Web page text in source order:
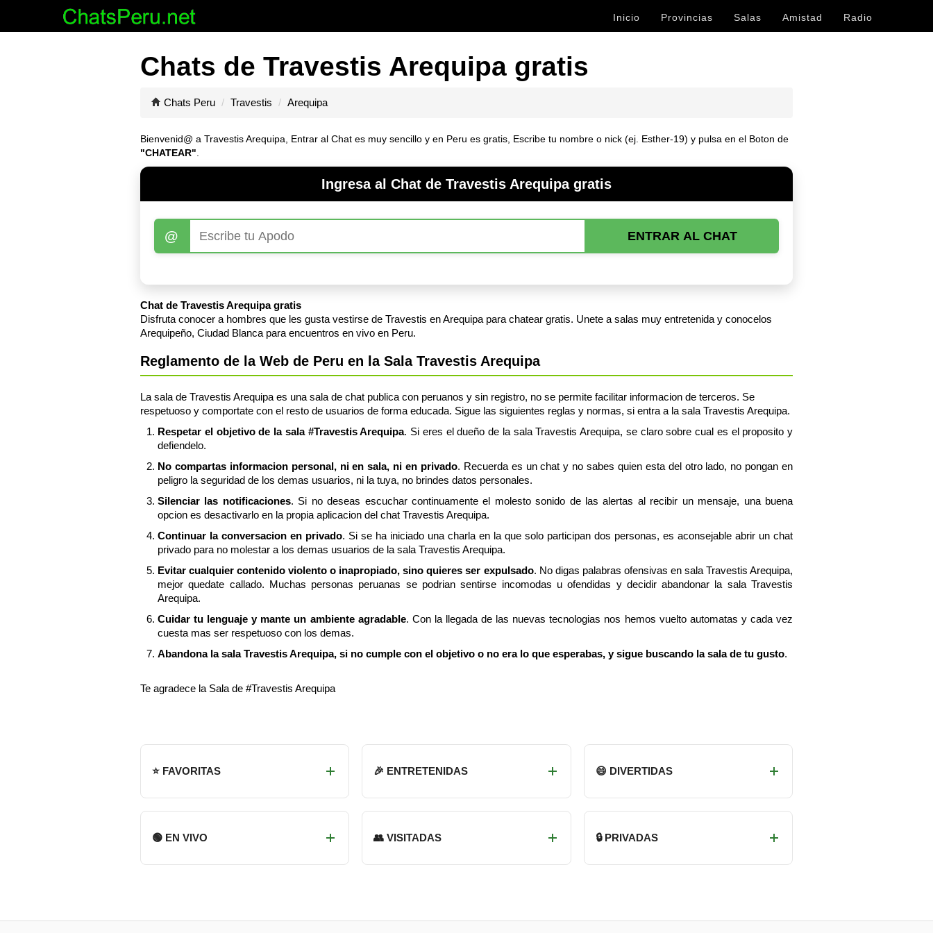
Inicio Provincias Salas Amistad Radio
Chats de Travestis Arequipa gratis
Chats Peru Travestis Arequipa
Bienvenid@ a Travestis Arequipa, Entrar al Chat es muy sencillo y en Peru es gratis, Escribe tu nombre o nick (ej. Esther-19) y pulsa en el Boton de
"CHATEAR"
Ingresa al Chat de Travestis Arequipa gratis
@ ENTRAR AL CHAT
Chat de Travestis Arequipa gratis
Disfruta conocer a hombres que les gusta vestirse de Travestis en Arequipa para chatear gratis. Unete a salas muy entretenida y conocelos
Arequipeño, Ciudad Blanca para encuentros en vivo en Peru.
Reglamento de la Web de Peru en la Sala Travestis Arequipa
La sala de Travestis Arequipa es una sala de chat publica con peruanos y sin registro, no se permite facilitar informacion de terceros. Se
respetuoso y comportate con el resto de usuarios de forma educada. Sigue las siguientes reglas y normas, si entra a la sala Travestis Arequipa.
Respetar el objetivo de la sala #Travestis Arequipa. Si eres el dueño de la sala Travestis Arequipa, se claro sobre cual es el proposito y
defiendelo.
No compartas informacion personal, ni en sala, ni en privado. Recuerda es un chat y no sabes quien esta del otro lado, no pongan en
peligro la seguridad de los demas usuarios, ni la tuya, no brindes datos personales.
Silenciar las notificaciones. Si no deseas escuchar continuamente el molesto sonido de las alertas al recibir un mensaje, una buena
opcion es desactivarlo en la propia aplicacion del chat Travestis Arequipa.
Continuar la conversacion en privado. Si se ha iniciado una charla en la que solo participan dos personas, es aconsejable abrir un chat
privado para no molestar a los demas usuarios de la sala Travestis Arequipa.
Evitar cualquier contenido violento o inapropiado, sino quieres ser expulsado. No digas palabras ofensivas en sala Travestis Arequipa,
mejor quedate callado. Muchas personas peruanas se podrian sentirse incomodas u ofendidas y decidir abandonar la sala Travestis
Arequipa.
Cuidar tu lenguaje y mante un ambiente agradable. Con la llegada de las nuevas tecnologias nos hemos vuelto automatas y cada vez
cuesta mas ser respetuoso con los demas.
Abandona la sala Travestis Arequipa, si no cumple con el objetivo o no era lo que esperabas, y sigue buscando la sala de tu gusto.
Te agradece la Sala de #Travestis Arequipa
⭐ FAVORITAS 🎉 ENTRETENIDAS 😄 DIVERTIDAS
🟢 EN VIVO 👥 VISITADAS 🔒 PRIVADAS